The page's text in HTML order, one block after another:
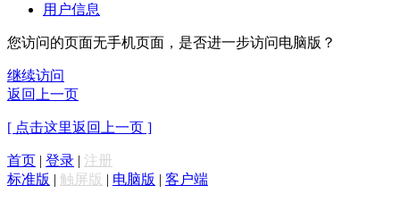
用户信息
您访问的页面无手机页面，是否进一步访问电脑版？
继续访问
返回上一页
[ 点击这里返回上一页 ]
首页 | 登录 | 注册
标准版 | 触屏版 | 电脑版 | 客户端